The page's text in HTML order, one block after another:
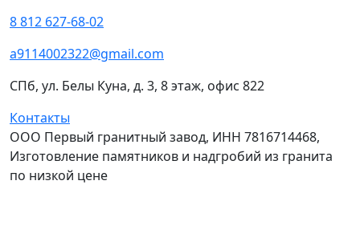
8 812 627-68-02
a9114002322@gmail.com
СПб, ул. Белы Куна, д. 3, 8 этаж, офис 822
Контакты
ООО Первый гранитный завод, ИНН 7816714468,
Изготовление памятников и надгробий из гранита
по низкой цене